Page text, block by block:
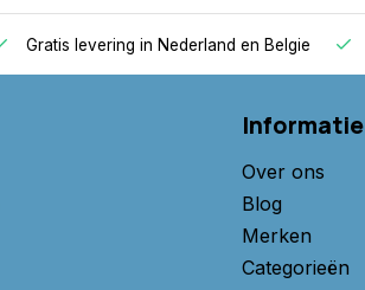
Gratis levering in Nederland en Belgie
Informatie
Over ons
Blog
Merken
Categorieën